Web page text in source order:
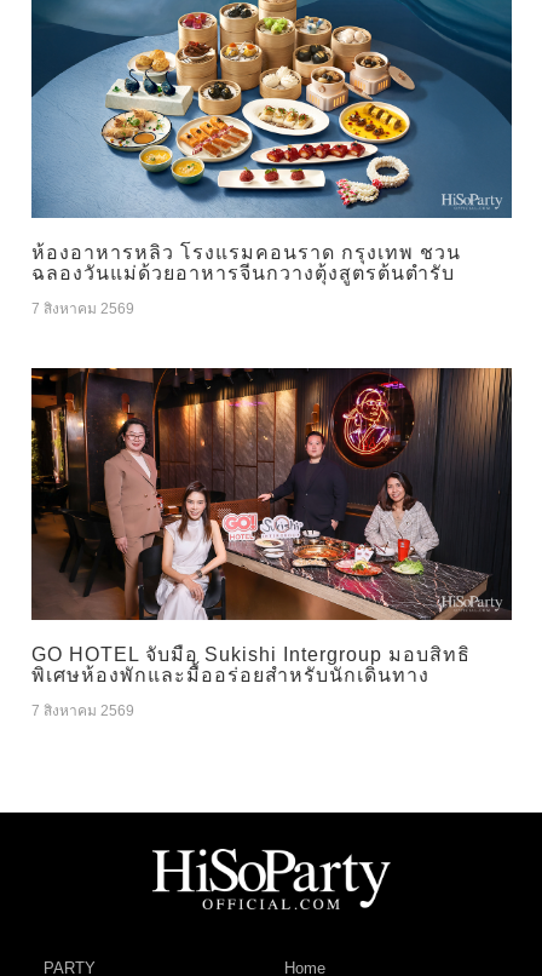
ห้องอาหารหลิว โรงแรมคอนราด กรุงเทพ ชวน
ฉลองวันแม่ด้วยอาหารจีนกวางตุ้งสูตรต้นตำรับ
7 สิงหาคม 2569
GO HOTEL จับมือ Sukishi Intergroup มอบสิทธิ
พิเศษห้องพักและมื้ออร่อยสำหรับนักเดินทาง
7 สิงหาคม 2569
PARTY Home